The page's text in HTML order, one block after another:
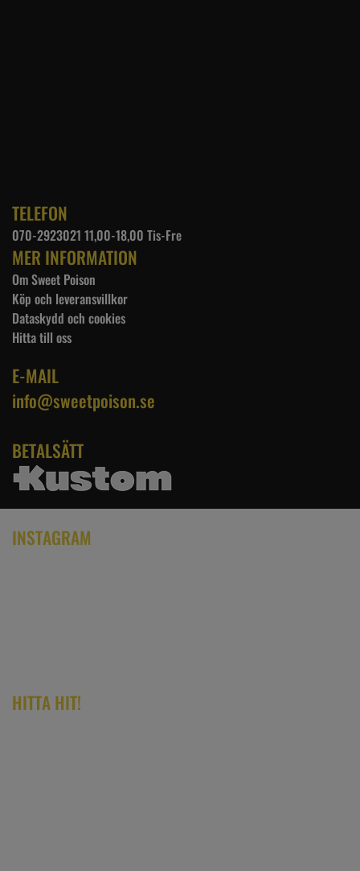
TELEFON
070-2923021 11,00-18,00 Tis-Fre
MER INFORMATION
Om Sweet Poison
Köp och leveransvillkor
Dataskydd och cookies
Hitta till oss
E-MAIL
info@sweetpoison.se
BETALSÄTT
INSTAGRAM
HITTA HIT!